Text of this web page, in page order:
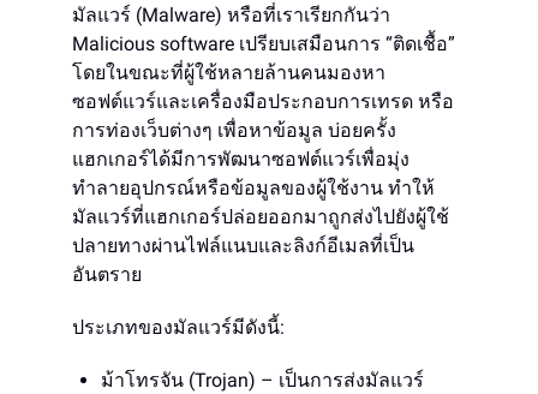
มัลแวร์ (Malware) หรือที่เราเรียกกันว่า
Malicious software เปรียบเสมือนการ “ติดเชื้อ”
โดยในขณะที่ผู้ใช้หลายล้านคนมองหา
ซอฟต์แวร์และเครื่องมือประกอบการเทรด หรือ
การท่องเว็บต่างๆ เพื่อหาข้อมูล บ่อยครั้ง
แฮกเกอร์ได้มีการพัฒนาซอฟต์แวร์เพื่อมุ่ง
ทำลายอุปกรณ์หรือข้อมูลของผู้ใช้งาน ทำให้
มัลแวร์ที่แฮกเกอร์ปล่อยออกมาถูกส่งไปยังผู้ใช้
ปลายทางผ่านไฟล์แนบและลิงก์อีเมลที่เป็น
อันตราย
ประเภทของมัลแวร์มีดังนี้:
ม้าโทรจัน (Trojan) – เป็นการส่งมัลแวร์